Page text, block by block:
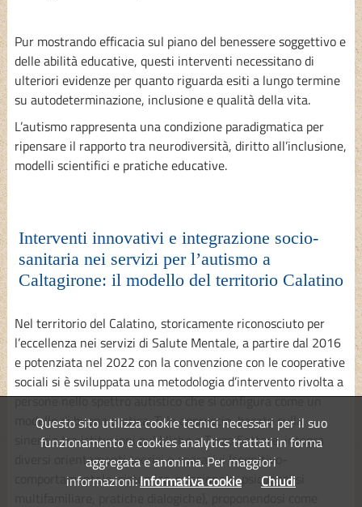
Pur mostrando efficacia sul piano del benessere soggettivo e
delle abilità educative, questi interventi necessitano di
ulteriori evidenze per quanto riguarda esiti a lungo termine
su autodeterminazione, inclusione e qualità della vita.
L’autismo rappresenta una condizione paradigmatica per
ripensare il rapporto tra neurodiversità, diritto all’inclusione,
modelli scientifici e pratiche educative.
Interventi innovativi e integrazione socio-
sanitaria nei servizi per l’autismo a
Caltagirone: il modello del territorio Calatino
Nel territorio del Calatino, storicamente riconosciuto per
l’eccellenza nei servizi di Salute Mentale, a partire dal 2016
e potenziata nel 2022 con la convenzione con le cooperative
sociali si è sviluppata una metodologia d’intervento rivolta a
persone nello spettro autistico che si configura come un
modello di buona pratica. Tale approccio, basato sulla
sinergia tra istituzioni pubbliche e Terzo Settore, integra
diversi orientamenti teorici e operativi (cognitivo-
comportamentale, sistemico-relazionale, psicoanalisi
Questo sito utilizza cookie tecnici necessari per il suo
funzionamento e cookies analytics trattati in forma
aggregata e anonima. Per maggiori
informazioni:Informativa cookie Chiudi